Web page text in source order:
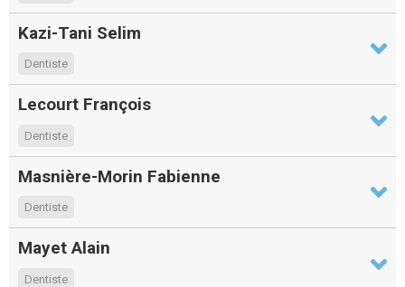
Kazi-Tani Selim
Dentiste
Lecourt François
Dentiste
Masnière-Morin Fabienne
Dentiste
Mayet Alain
Dentiste